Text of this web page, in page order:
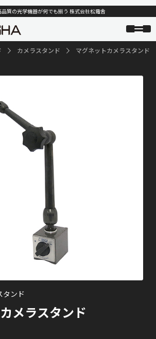
質の光学機器が何でも揃う 株式会社松電舎
カメラスタンド マグネットカメラスタンド
タンド
メラスタンド